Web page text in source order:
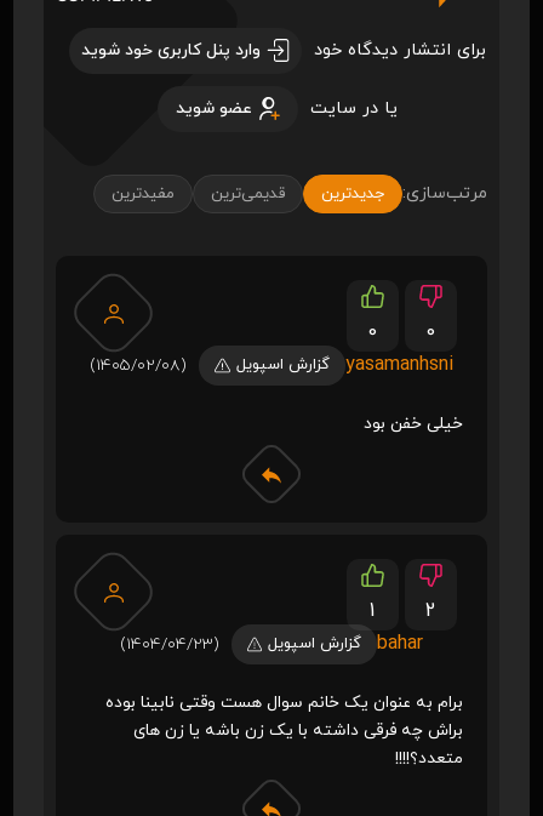
برای انتشار دیدگاه خود وارد پنل کاربری خود شوید
یا در سایت عضو شوید
مرتب‌سازی: جدیدترین قدیمی‌ترین مفیدترین
0
0
yasamanhsni
گزارش اسپویل (1405/02/08)
خیلی خفن بود
1
2
bahar
گزارش اسپویل (1404/04/23)
برام به عنوان یک خانم سوال هست وقتی نابینا بوده
براش چه فرقی داشته با یک زن باشه یا زن های
متعدد؟!!!!